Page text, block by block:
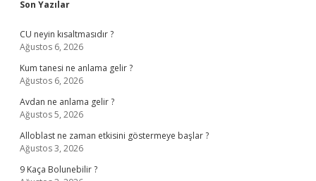
Sidebar
Son Yazılar
CU neyin kısaltmasıdır ?
Ağustos 6, 2026
Kum tanesi ne anlama gelir ?
Ağustos 6, 2026
Avdan ne anlama gelir ?
Ağustos 5, 2026
Alloblast ne zaman etkisini göstermeye başlar ?
Ağustos 3, 2026
9 Kaça Bolunebilir ?